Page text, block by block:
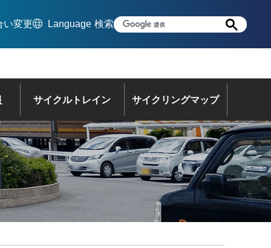
い変更 Language 検索
サイクルトレイン サイクリングマップ